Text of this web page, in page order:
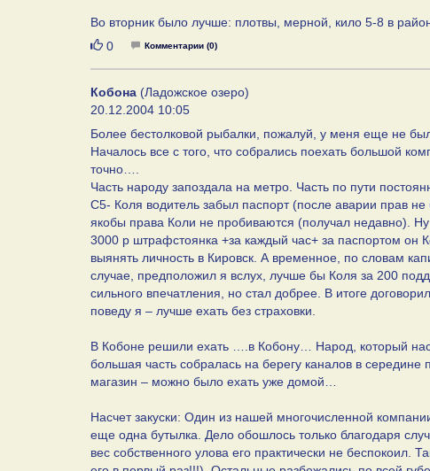
Во вторник было лучше: плотвы, мерной, кило 5-8 в
Нравится
0 Комментарии (0)
Кобона (Ладожское озеро)
20.12.2004 10:05
Более бестолковой рыбалки, пожалуй, у меня еще не
Началось все с того, что собрались поехать большой
точно….
Часть народу запоздала на метро. Часть по пути
С5- Коля водитель забыл паспорт (после аварии прав
якобы права Коли не пробиваются (получал недавно).
3000 р штрафстоянка +за каждый час+ за паспортом он
выянять личность в Кировск. А временное, по словам
случае, предположил я вслух, лучше бы Коля за 200
сильного впечатления, но стал добрее. В итоге
поведу я – лучше ехать без страховки.
В Кобоне решили ехать ….в Кобону… Народ, который
большая часть собралась на берегу каналов в середине
магазин – можно было ехать уже домой…
Насчет закуски: Один из нашей многочисленной
еще одна бутылка. Дело обошлось только благодаря
вес собственного улова его практически не